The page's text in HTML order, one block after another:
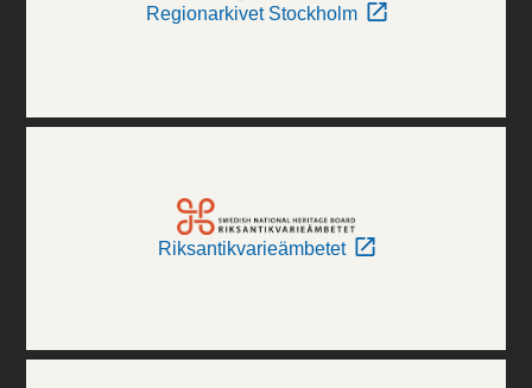
Regionarkivet Stockholm
Riksantikvarieämbetet